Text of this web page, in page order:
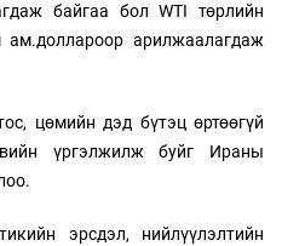
байгаа бол WTI төрлийн
арилжаалагдаж
цөмийн дэд бүтэц өртөөгүй
үргэлжилж буйг Ираны
эрсдэл, нийлүүлэлтийн